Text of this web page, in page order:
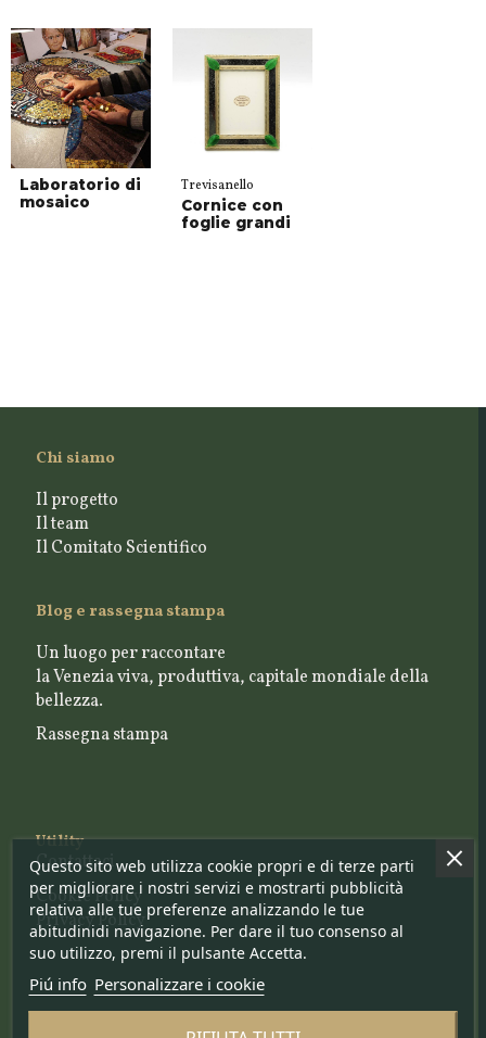
Laboratorio di
mosaico
Trevisanello
Cornice con
foglie grandi
Chi siamo
Il progetto
Il team
Il Comitato Scientifico
Blog e rassegna stampa
Un luogo per raccontare
la Venezia viva, produttiva, capitale mondiale della
bellezza.
Rassegna stampa
Utility
Contattaci
Cookie Policy
Privacy Policy
Questo sito web utilizza cookie propri e di terze parti
per migliorare i nostri servizi e mostrarti pubblicità
relativa alle tue preferenze analizzando le tue
abitudinidi navigazione. Per dare il tuo consenso al
suo utilizzo, premi il pulsante Accetta.
Piú info Personalizzare i cookie